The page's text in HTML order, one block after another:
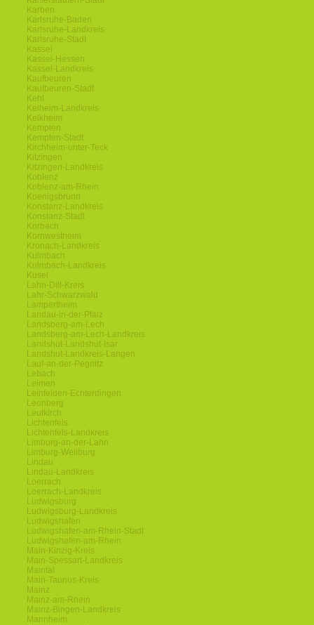
Karben
Karlsruhe-Baden
Karlsruhe-Landkreis
Karlsruhe-Stadt
Kassel
Kassel-Hessen
Kassel-Landkreis
Kaufbeuren
Kaufbeuren-Stadt
Kehl
Kelheim-Landkreis
Kelkheim
Kempten
Kempten-Stadt
Kirchheim-unter-Teck
Kitzingen
Kitzingen-Landkreis
Koblenz
Koblenz-am-Rhein
Koenigsbrunn
Konstanz-Landkreis
Konstanz-Stadt
Korbach
Kornwestheim
Kronach-Landkreis
Kulmbach
Kulmbach-Landkreis
Kusel
Lahn-Dill-Kreis
Lahr-Schwarzwald
Lampertheim
Landau-in-der-Pfalz
Landsberg-am-Lech
Landsberg-am-Lech-Landkreis
Landshut-Landshut-Isar
Landshut-Landkreis-Langen
Lauf-an-der-Pegnitz
Lebach
Leimen
Leinfelden-Echterdingen
Leonberg
Leutkirch
Lichtenfels
Lichtenfels-Landkreis
Limburg-an-der-Lahn
Limburg-Weilburg
Lindau
Lindau-Landkreis
Loerrach
Loerrach-Landkreis
Ludwigsburg
Ludwigsburg-Landkreis
Ludwigshafen
Ludwigshafen-am-Rhein-Stadt
Ludwigshafen-am-Rhein
Main-Kinzig-Kreis
Main-Spessart-Landkreis
Maintal
Main-Taunus-Kreis
Mainz
Mainz-am-Rhein
Mainz-Bingen-Landkreis
Mannheim